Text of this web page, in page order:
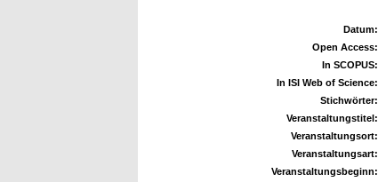
Datum:
Open Access:
In SCOPUS:
In ISI Web of Science:
Stichwörter:
Veranstaltungstitel:
Veranstaltungsort:
Veranstaltungsart:
Veranstaltungsbeginn: